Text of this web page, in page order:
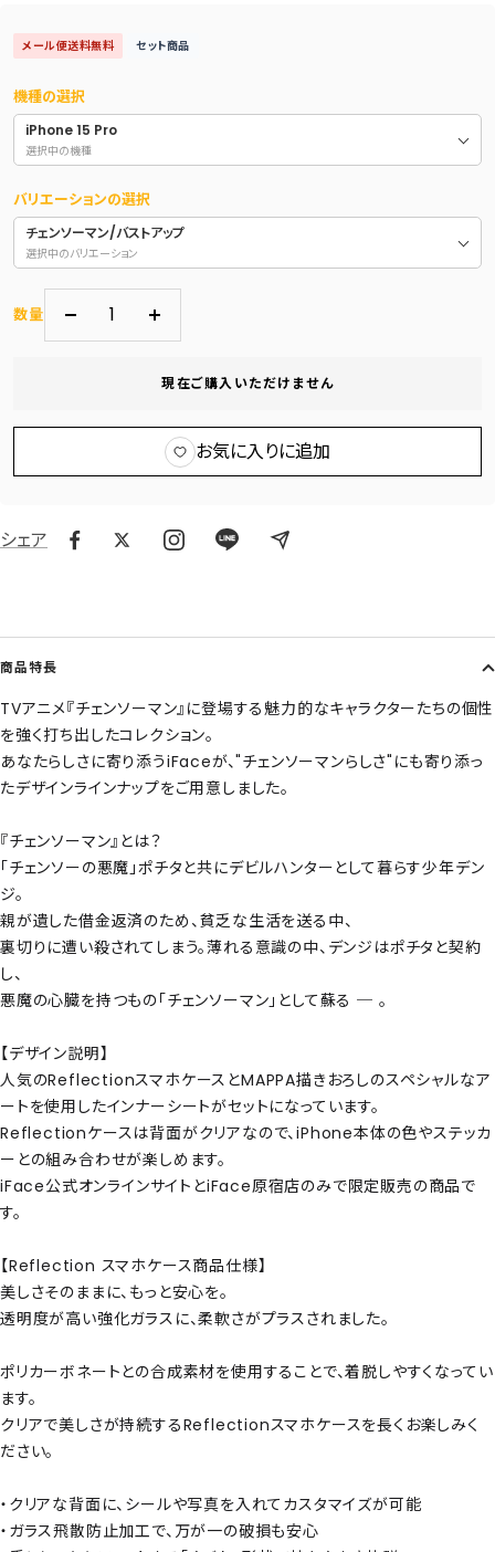
価
格
メール便送料無料 セット商品
機種の選択
iPhone 15 Pro
選択中の機種
バリエーションの選択
チェンソーマン/バストアップ
選択中のバリエーション
数量
す
数
を
や
す
現在ご購入いただけません
お気に入りに追加
シェア
商品特長
TVアニメ『チェンソーマン』に登場する魅力的なキャラクターたちの個性
を強く打ち出したコレクション。
あなたらしさに寄り添うiFaceが、"チェンソーマンらしさ"にも寄り添っ
たデザインラインナップをご用意しました。
『チェンソーマン』とは？
「チェンソーの悪魔」ポチタと共にデビルハンターとして暮らす少年デン
ジ。
親が遺した借金返済のため、貧乏な生活を送る中、
裏切りに遭い殺されてしまう。薄れる意識の中、デンジはポチタと契約
し、
悪魔の心臓を持つもの「チェンソーマン」として蘇る ─ 。
【デザイン説明】
人気のReflectionスマホケースとMAPPA描きおろしのスペシャルなア
ートを使用したインナーシートがセットになっています。
Reflectionケースは背面がクリアなので、iPhone本体の色やステッカ
ーとの組み合わせが楽しめます。
iFace公式オンラインサイトとiFace原宿店のみで限定販売の商品で
す。
【Reflection スマホケース商品仕様】
美しさそのままに、もっと安心を。
透明度が高い強化ガラスに、柔軟さがプラスされました。
ポリカーボネートとの合成素材を使用することで、着脱しやすくなってい
ます。
クリアで美しさが持続するReflectionスマホケースを長くお楽しみく
ださい。
・クリアな背面に、シールや写真を入れてカスタマイズが可能
・ガラス飛散防止加工で、万が一の破損も安心